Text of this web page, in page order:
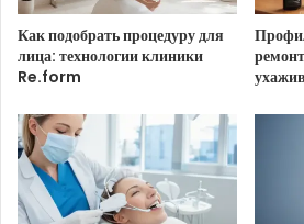
Хорошего дня 7 сентября!
HTML-код для вставки на сайт и
BB-код для вставки на форум:
Как подобрать процедуру для
лица: технологии клиники
Re.form